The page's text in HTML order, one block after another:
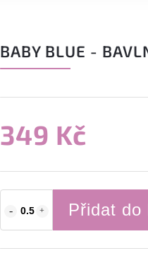
BABY BLUE -
349 Kč
Přidat do